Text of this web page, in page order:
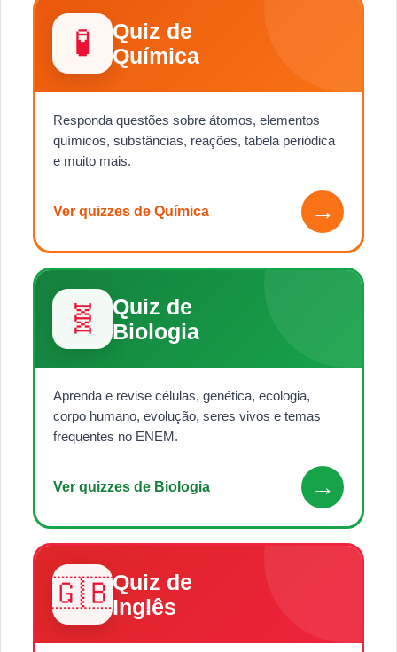
🧪
Quiz de
Química
Responda questões sobre átomos, elementos
químicos, substâncias, reações, tabela periódica
e muito mais.
Ver quizzes de Química →
🧬
Quiz de
Biologia
Aprenda e revise células, genética, ecologia,
corpo humano, evolução, seres vivos e temas
frequentes no ENEM.
Ver quizzes de Biologia →
🇬🇧Quiz de
Inglês